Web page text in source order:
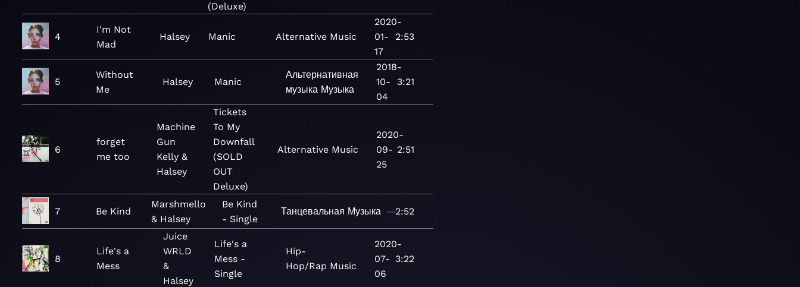
(Deluxe)
4
I'm Not
Mad
Halsey Manic Alternative Music
2020-
01-
17
2:53
5
Without
Me
Halsey Manic
Альтернативная
музыка Музыка
2018-
10-
04
3:21
6
forget
me too
Machine
Gun
Kelly &
Halsey
Tickets
To My
Downfall
(SOLD
OUT
Deluxe)
Alternative Music
2020-
09-
25
2:51
7 Be Kind
Marshmello
& Halsey
Be Kind
- Single
Танцевальная Музыка —2:52
8
Life's a
Mess
Juice
WRLD
&
Halsey
Life's a
Mess -
Single
Hip-
Hop/Rap Music
2020-
07-
06
3:22